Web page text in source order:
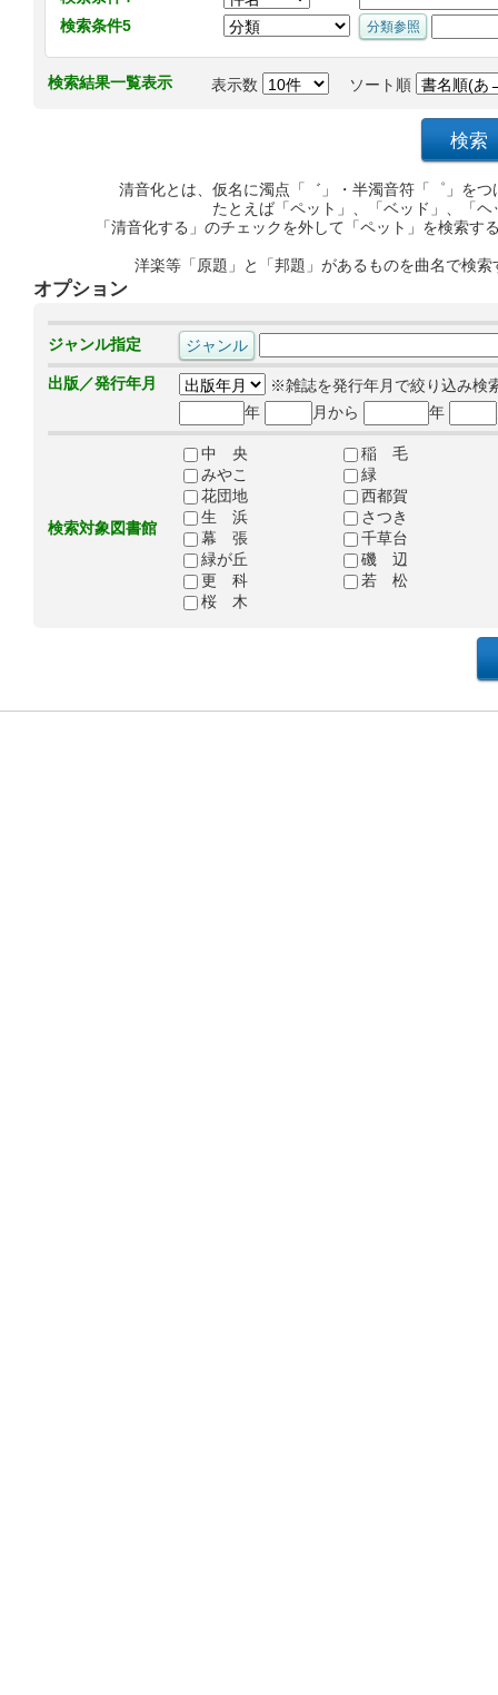
検索条件5
検索結果一覧表示 表示数 ソート順
清音化とは、仮名に濁点「゛」・半濁音符「゜」を
たとえば「ペット」、「ベッド」、「
「清音化する」のチェックを外して「ペット」を検索
洋楽等「原題」と「邦題」があるものを曲名で検
オプション
ジャンル指定
出版／発行年月
※雑誌を発行年月で絞り込み検
年
月から 年
検索対象図書館
中 央
稲 毛
みやこ
緑
花団地
西都賀
生 浜
さつき
幕 張
千草台
緑が丘
磯 辺
更 科
若 松
桜 木